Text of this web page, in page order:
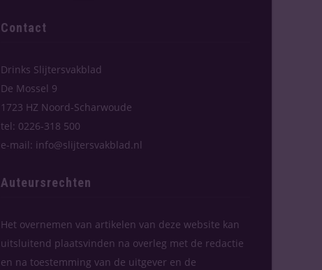
Contact
Drinks Slijtersvakblad
De Mossel 9
1723 HZ Noord-Scharwoude
tel: 0226-318 500
e-mail: info@slijtersvakblad.nl
Auteursrechten
Het overnemen van artikelen van deze website kan
uitsluitend plaatsvinden na overleg met de redactie
en na toestemming van de uitgever en de